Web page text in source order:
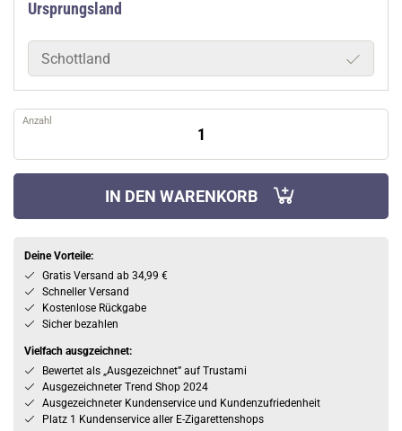
Ursprungsland
Schottland
Anzahl
IN DEN WARENKORB
Deine Vorteile:
Gratis Versand ab 34,99 €
Schneller Versand
Kostenlose Rückgabe
Sicher bezahlen
Vielfach ausgzeichnet:
Bewertet als „Ausgezeichnet” auf Trustami
Ausgezeichneter Trend Shop 2024
Ausgezeichneter Kundenservice und Kundenzufriedenheit
Platz 1 Kundenservice aller E-Zigarettenshops